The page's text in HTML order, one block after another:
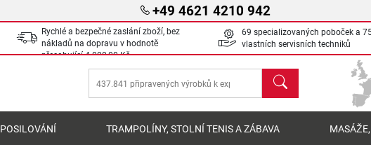
+49 4621 4210 942
Rychlé a bezpečné zaslání zboží, bez
nákladů na dopravu v hodnotě
přesahující4 000,00 Kč
69 specializovaných poboček a
vlastních servisních techniků
Hledat
POSILOVÁNÍ TRAMPOLÍNY, STOLNÍ TENIS A ZÁBAVA